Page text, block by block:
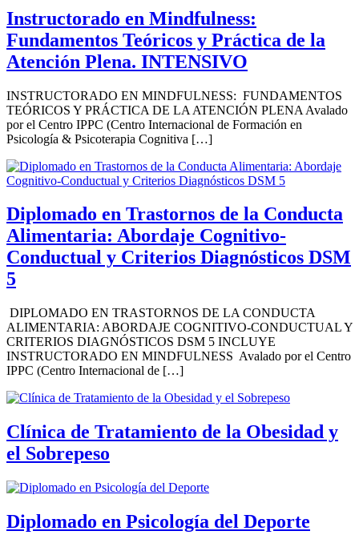
Instructorado en Mindfulness:
Fundamentos Teóricos y Práctica de la
Atención Plena. INTENSIVO
INSTRUCTORADO EN MINDFULNESS: FUNDAMENTOS
TEÓRICOS Y PRÁCTICA DE LA ATENCIÓN PLENA Avalado
por el Centro IPPC (Centro Internacional de Formación en
Psicología & Psicoterapia Cognitiva […]
Diplomado en Trastornos de la Conducta
Alimentaria: Abordaje Cognitivo-
Conductual y Criterios Diagnósticos DSM
5
DIPLOMADO EN TRASTORNOS DE LA CONDUCTA
ALIMENTARIA: ABORDAJE COGNITIVO-CONDUCTUAL Y
CRITERIOS DIAGNÓSTICOS DSM 5 INCLUYE
INSTRUCTORADO EN MINDFULNESS Avalado por el Centro
IPPC (Centro Internacional de […]
Clínica de Tratamiento de la Obesidad y
el Sobrepeso
Diplomado en Psicología del Deporte